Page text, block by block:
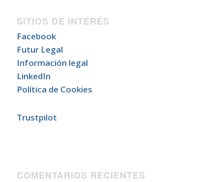
SITIOS DE INTERÉS
Facebook
Futur Legal
Información legal
LinkedIn
Política de Cookies
Trustpilot
COMENTARIOS RECIENTES